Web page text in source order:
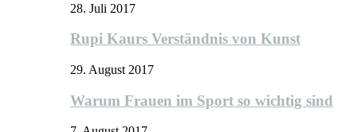
28. Juli 2017
Rupi Kaurs Verständnis von Kunst
29. August 2017
Warum Frauen im Sport so wichtig sind